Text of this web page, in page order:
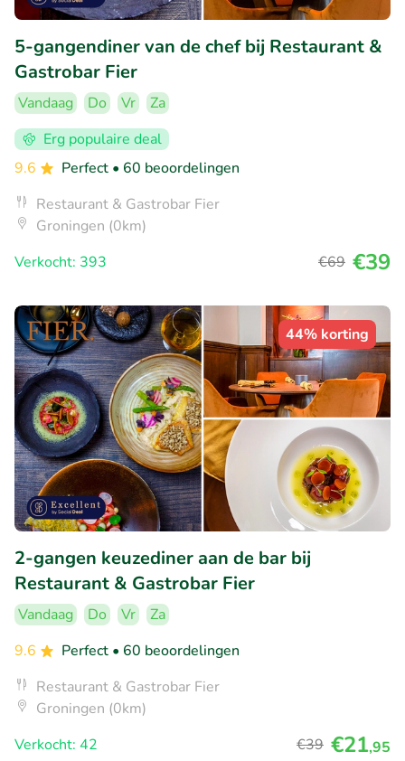
5-gangendiner van de chef bij Restaurant &
Gastrobar Fier
Vandaag Do Vr
Za
Erg populaire deal
9.6
Perfect • 60 beoordelingen
Restaurant & Gastrobar Fier
Groningen (0km)
Verkocht: 393
€69 €39
44% korting
2-gangen keuzediner aan de bar bij
Restaurant & Gastrobar Fier
Vandaag Do Vr
Za
9.6
Perfect • 60 beoordelingen
Restaurant & Gastrobar Fier
Groningen (0km)
Verkocht: 42
€39 €21,95